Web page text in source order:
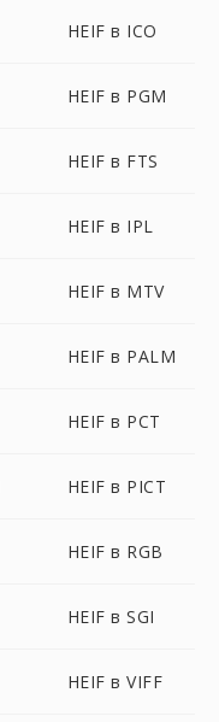
HEIF в ICO
HEIF в PGM
HEIF в FTS
HEIF в IPL
HEIF в MTV
HEIF в PALM
HEIF в PCT
HEIF в PICT
HEIF в RGB
HEIF в SGI
HEIF в VIFF